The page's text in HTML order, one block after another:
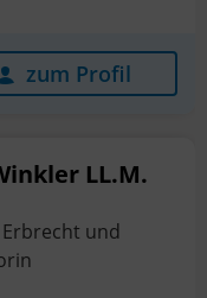
zum Profil
LL.M.
und